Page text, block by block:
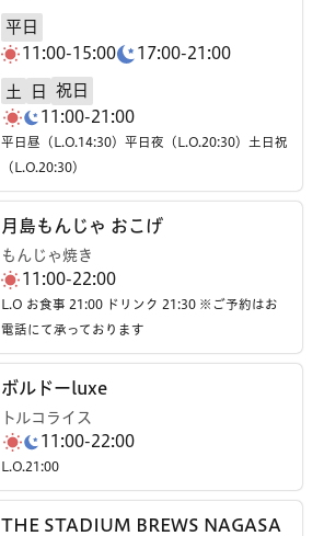
平日
11:00-15:00
17:00-21:00
土 日
祝日
11:00-21:00
平日昼（L.O.14:30）平日夜（L.O.20:30）土日祝
（L.O.20:30）
月島もんじゃ おこげ
もんじゃ焼き
11:00-22:00
L.O お食事 21:00 ドリンク 21:30 ※ご予約はお
電話にて承っております
ボルドーluxe
トルコライス
11:00-22:00
L.O.21:00
THE STADIUM BREWS NAGASA